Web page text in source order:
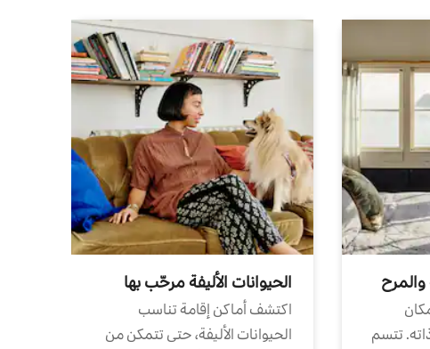
والمرح
تتسم
الحيوانات الأليفة مرحّب بها
اكتشف أماكن إقامة تناسب
الحيوانات الأليفة، حتى تتمكن من